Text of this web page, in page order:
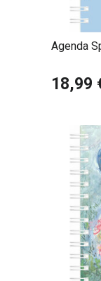
Agenda
18,99